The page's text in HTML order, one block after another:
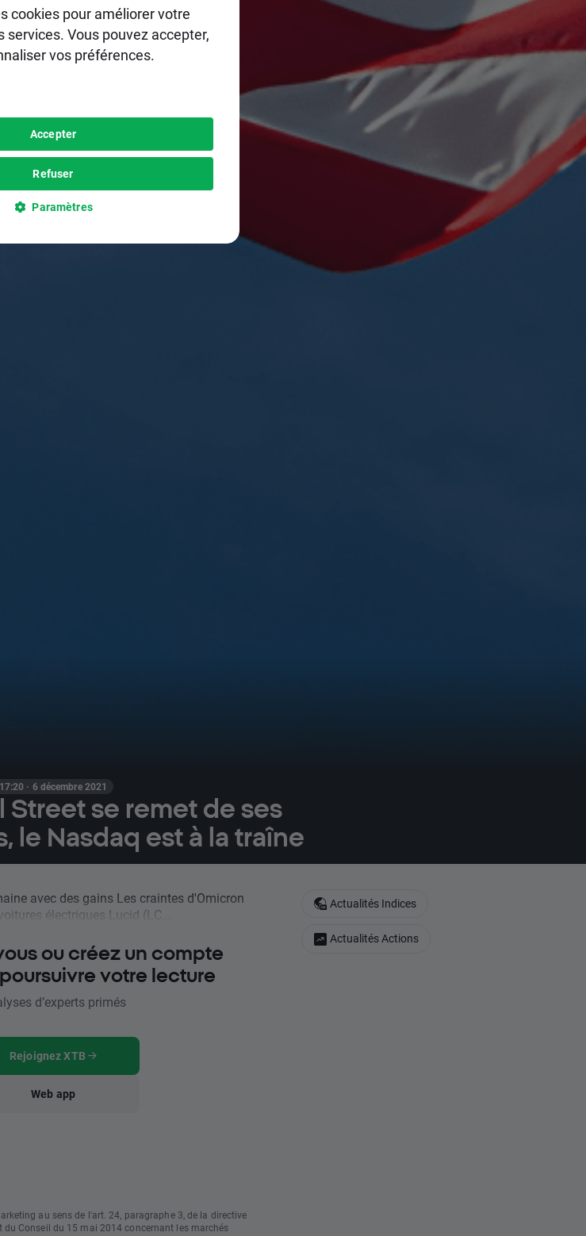
17:20 · 6 décembre 2021
Street se remet de ses
le Nasdaq est à la traîne
avec des gains Les craintes d'Omicron
électriques Lucid (LC...
ou créez un compte
votre lecture
d’experts primés
Rejoignez XTB
Web app
au sens de l'art. 24, paragraphe 3, de la directive
Conseil du 15 mai 2014 concernant les marchés
Actualités Indices
Actualités Actions
cookies pour améliorer votre
services. Vous pouvez accepter,
vos préférences.
Accepter
Refuser
Paramètres